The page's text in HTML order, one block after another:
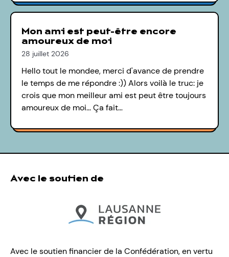
Mon ami est peut-être encore
amoureux de moi
28 juillet 2026
Hello tout le mondee, merci d'avance de prendre
le temps de me répondre :)) Alors voilà le truc: je
crois que mon meilleur ami est peut être toujours
amoureux de moi... Ça fait…
Avec le soutien de
Avec le soutien financier de la Confédération, en vertu